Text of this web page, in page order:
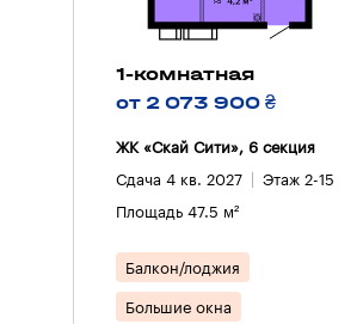
1-комнатная
от 2 073 900 ₴
ЖК «Скай Сити», 6 секция
Сдача 4 кв. 2027 Этаж 2-15
Площадь 47.5 м²
Балкон/лоджия
Большие окна